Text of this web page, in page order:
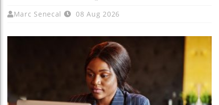
Marc Senecal 08 Aug 2026